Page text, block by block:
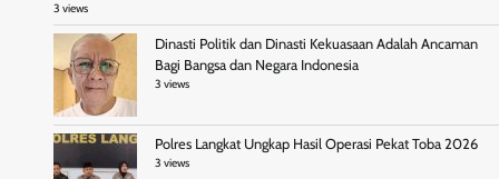
3 views
Dinasti Politik dan Dinasti Kekuasaan Adalah Ancaman
Bagi Bangsa dan Negara Indonesia
3 views
Polres Langkat Ungkap Hasil Operasi Pekat Toba 2026
3 views